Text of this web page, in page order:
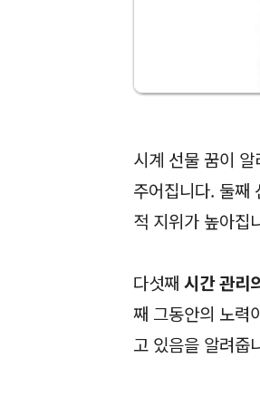
시계 선물 꿈이 알
주어집니다. 둘째
적 지위가 높아집
다섯째 시간 관리
째 그동안의 노력
고 있음을 알려줍